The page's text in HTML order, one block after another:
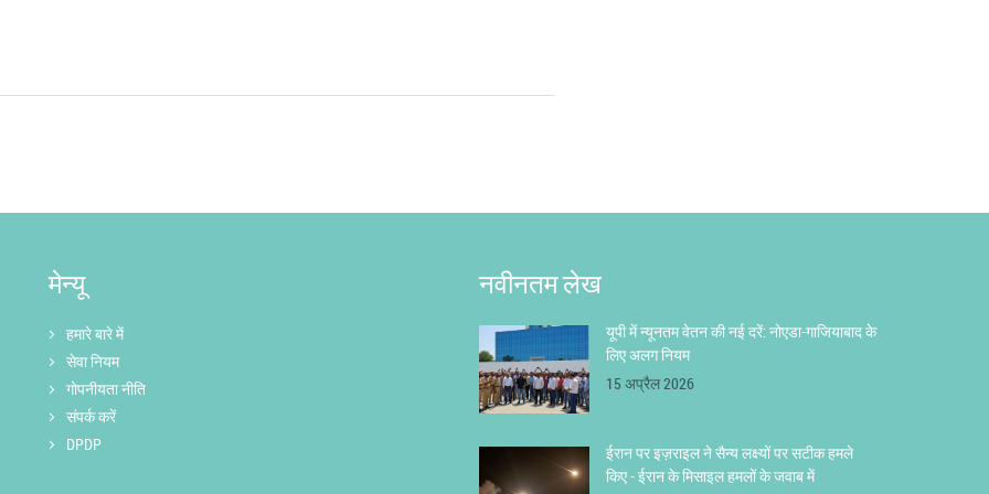
मेन्यू
हमारे बारे में
सेवा नियम
गोपनीयता नीति
संपर्क करें
DPDP
नवीनतम लेख
यूपी में न्यूनतम वेतन की नई दरें: नोएडा-गाजियाबाद के
लिए अलग नियम
15 अप्रैल 2026
ईरान पर इज़राइल ने सैन्य लक्ष्यों पर सटीक हमले
किए - ईरान के मिसाइल हमलों के जवाब में